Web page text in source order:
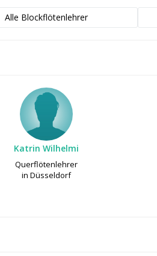
Alle Blockflötenlehrer
Katrin Wilhelmi
Querflötenlehrer
in Düsseldorf